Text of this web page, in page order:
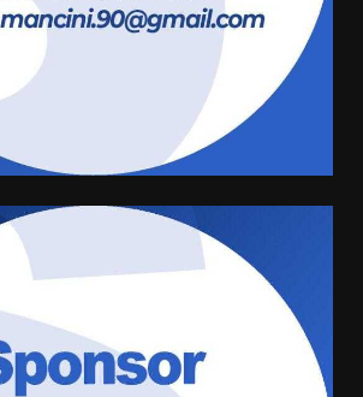
L’abusivismo giornalistico è un
pericolo
Presidente del Rotaract Club
Fasano
2 Agosto 2026 12:17
Il Premio Internazionale Fajano
torna a Savelletri